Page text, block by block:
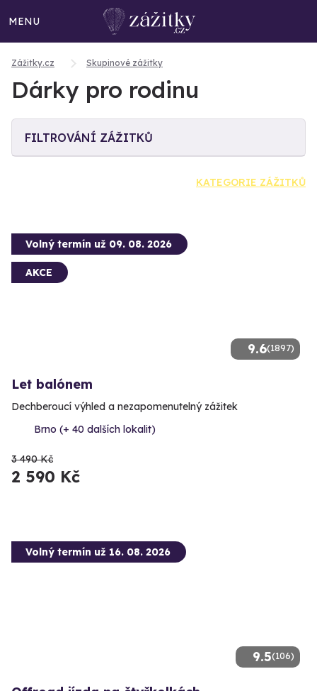
MENU
Zážitky.cz Skupinové zážitky
Dárky pro rodinu
FILTROVÁNÍ ZÁŽITKŮ
KATEGORIE ZÁŽITKŮ
9.6(1897)
Volný termín už 09. 08. 2026
AKCE
Let balónem
Dechberoucí výhled a nezapomenutelný zážitek
Brno (+ 40 dalších lokalit)
3 490 Kč
2 590 Kč
9.5(106)
Volný termín už 16. 08. 2026